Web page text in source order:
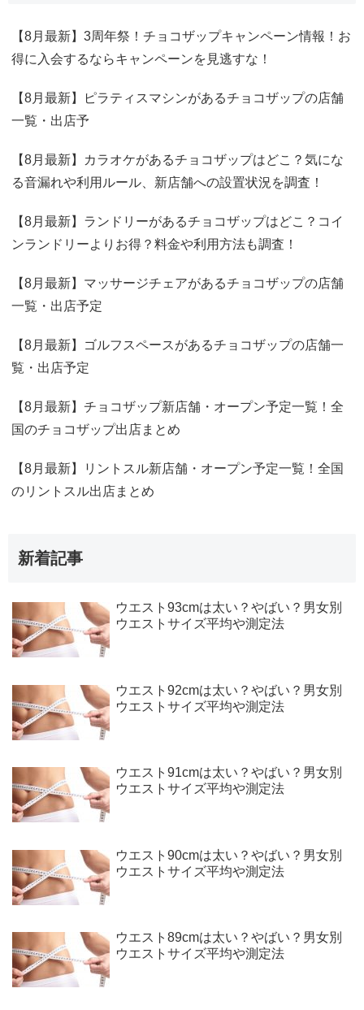
【8月最新】3周年祭！チョコザップキャンペーン情報！お
得に入会するならキャンペーンを見逃すな！
【8月最新】ピラティスマシンがあるチョコザップの店舗
一覧・出店予
【8月最新】カラオケがあるチョコザップはどこ？気にな
る音漏れや利用ルール、新店舗への設置状況を調査！
【8月最新】ランドリーがあるチョコザップはどこ？コイ
ンランドリーよりお得？料金や利用方法も調査！
【8月最新】マッサージチェアがあるチョコザップの店舗
一覧・出店予定
【8月最新】ゴルフスペースがあるチョコザップの店舗一
覧・出店予定
【8月最新】チョコザップ新店舗・オープン予定一覧！全
国のチョコザップ出店まとめ
【8月最新】リントスル新店舗・オープン予定一覧！全国
のリントスル出店まとめ
新着記事
ウエスト93cmは太い？やばい？男女別
ウエストサイズ平均や測定法
ウエスト92cmは太い？やばい？男女別
ウエストサイズ平均や測定法
ウエスト91cmは太い？やばい？男女別
ウエストサイズ平均や測定法
ウエスト90cmは太い？やばい？男女別
ウエストサイズ平均や測定法
ウエスト89cmは太い？やばい？男女別
ウエストサイズ平均や測定法